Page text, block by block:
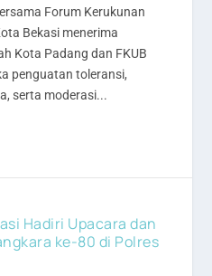
Forum Kerukunan
Bekasi menerima
Kota Padang dan FKUB
penguatan toleransi,
serta moderasi...
Hadiri Upacara dan
ke-80 di Polres